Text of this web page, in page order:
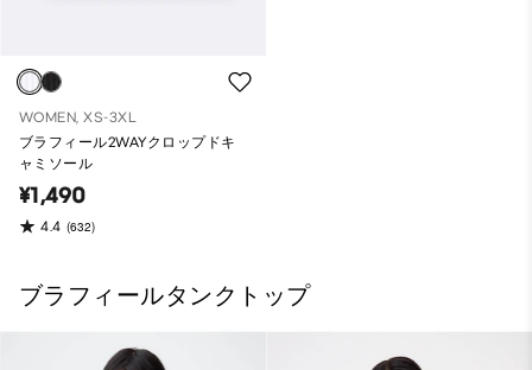
WOMEN, XS-3XL
ブラフィール2WAYクロップドキ
ャミソール
¥1,490
4.4 (632)
ブラフィールタンクトップ